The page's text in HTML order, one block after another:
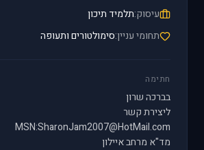
עיסוק:תלמיד תיכון
תחומי עניין:סימולטורים ותעופה
חתימה
בברכה שרון
ליצירת קשר
MSN:SharonJam2007@HotMail.com
מד"א מרחב איילון